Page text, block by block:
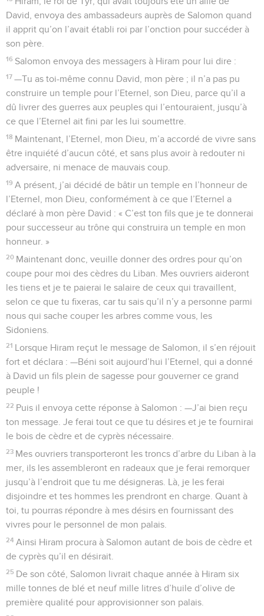
David, envoya des ambassadeurs auprès de Salomon quand
il apprit qu’on l’avait établi roi par l’onction pour succéder à
son père.
16 Salomon envoya des messagers à Hiram pour lui dire :
17 —Tu as toi-même connu David, mon père ; il n’a pas pu
construire un temple pour l’Eternel, son Dieu, parce qu’il a
dû livrer des guerres aux peuples qui l’entouraient, jusqu’à
ce que l’Eternel ait fini par les lui soumettre.
18 Maintenant, l’Eternel, mon Dieu, m’a accordé de vivre sans
être inquiété d’aucun côté, et sans plus avoir à redouter ni
adversaire, ni menace de mauvais coup.
19 A présent, j’ai décidé de bâtir un temple en l’honneur de
l’Eternel, mon Dieu, conformément à ce que l’Eternel a
déclaré à mon père David : « C’est ton fils que je te donnerai
pour successeur au trône qui construira un temple en mon
honneur. »
20 Maintenant donc, veuille donner des ordres pour qu’on
coupe pour moi des cèdres du Liban. Mes ouvriers aideront
les tiens et je te paierai le salaire de ceux qui travaillent,
selon ce que tu fixeras, car tu sais qu’il n’y a personne parmi
nous qui sache couper les arbres comme vous, les
Sidoniens.
21 Lorsque Hiram reçut le message de Salomon, il s’en réjouit
fort et déclara : —Béni soit aujourd’hui l’Eternel, qui a donné
à David un fils plein de sagesse pour gouverner ce grand
peuple !
22 Puis il envoya cette réponse à Salomon : —J’ai bien reçu
ton message. Je ferai tout ce que tu désires et je te fournirai
le bois de cèdre et de cyprès nécessaire.
23 Mes ouvriers transporteront les troncs d’arbre du Liban à la
mer, ils les assembleront en radeaux que je ferai remorquer
jusqu’à l’endroit que tu me désigneras. Là, je les ferai
disjoindre et tes hommes les prendront en charge. Quant à
toi, tu pourras répondre à mes désirs en fournissant des
vivres pour le personnel de mon palais.
24 Ainsi Hiram procura à Salomon autant de bois de cèdre et
de cyprès qu’il en désirait.
25 De son côté, Salomon livrait chaque année à Hiram six
mille tonnes de blé et neuf mille litres d’huile d’olive de
première qualité pour approvisionner son palais.